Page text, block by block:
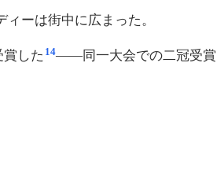
ーは街中に広まった。
した 14——同一大会での二冠受賞